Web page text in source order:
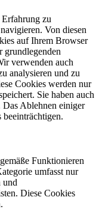
zu
Von diesen
auf Ihrem Browser
grundlegenden
verwenden auch
analysieren und zu
Cookies werden nur
Sie haben auch
Ablehnen einiger
Funktionieren
umfasst nur
und
Diese Cookies